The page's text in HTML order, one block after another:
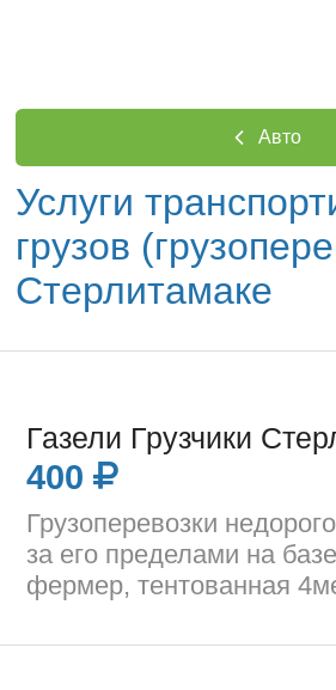
Авто
Услуги
грузов
Стерлитамаке
Газели Грузчики
400
Грузоперевозки
за его пределами на
фермер, тентованная